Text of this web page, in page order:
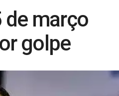
de março
golpe